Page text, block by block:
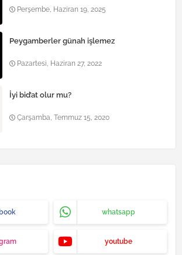
Perşembe, Haziran 19, 2025
Peygamberler günah işlemez
Pazartesi, Haziran 27, 2022
İyi bid’at olur mu?
Çarşamba, Temmuz 15, 2020
whatsapp
youtube